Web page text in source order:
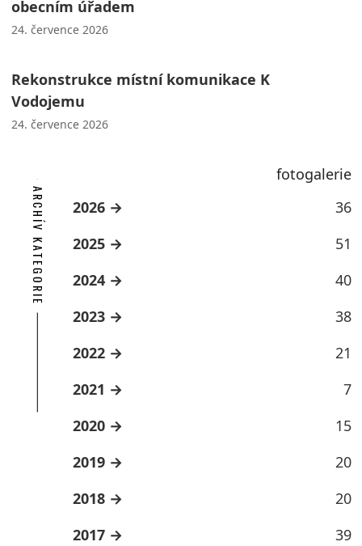
obecním úřadem
24. července 2026
Rekonstrukce místní komunikace K
Vodojemu
24. července 2026
fotogalerie
ARCHÍV KATEGORIE 2026
36
2025
51
2024
40
2023
38
2022
21
2021
7
2020
15
2019
20
2018
20
2017
39